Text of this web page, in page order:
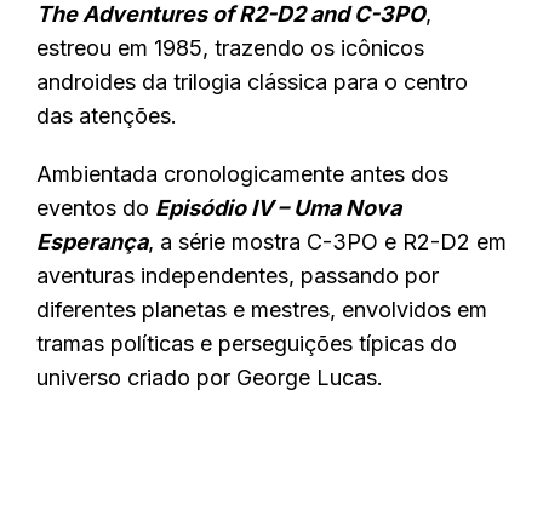
The Adventures of R2-D2 and C-3PO,
estreou em 1985, trazendo os icônicos
androides da trilogia clássica para o centro
das atenções.
Ambientada cronologicamente antes dos
eventos do Episódio IV – Uma Nova
Esperança, a série mostra C-3PO e R2-D2 em
aventuras independentes, passando por
diferentes planetas e mestres, envolvidos em
tramas políticas e perseguições típicas do
universo criado por George Lucas.